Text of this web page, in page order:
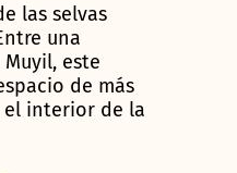
las selvas
una
este
de más
el interior de la